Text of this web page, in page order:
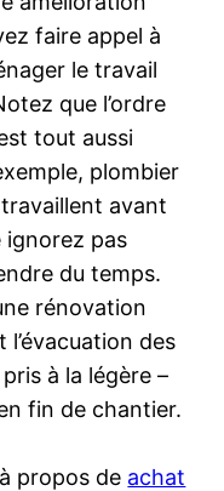
faire appel à
le travail
que l’ordre
tout aussi
plombier
avant
ignorez pas
du temps.
rénovation
des
à la légère –
fin de chantier.
propos de achat